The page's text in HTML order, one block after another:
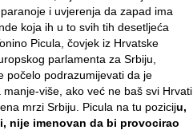
i uvjerenja da zapad ima
koja ih u to svih tih desetljeća
Picula, čovjek iz Hrvatske
parlamenta za Srbiju,
počelo podrazumijevati da je
više, ako već ne baš svi Hrvati,
mrzi Srbiju. Picula na tu poziciju,
nije imenovan da bi provocirao